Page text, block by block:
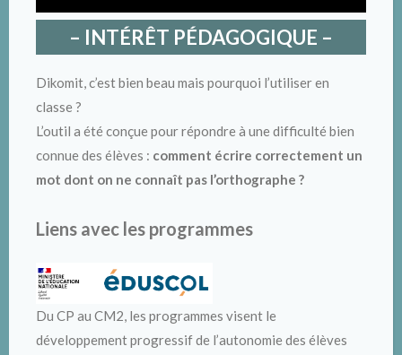
– INTÉRÊT PÉDAGOGIQUE –
Dikomit, c’est bien beau mais pourquoi l’utiliser en
classe ?
L’outil a été conçue pour répondre à une difficulté bien
connue des élèves : comment écrire correctement un
mot dont on ne connaît pas l’orthographe ?
Liens avec les programmes
Du CP au CM2, les programmes visent le
développement progressif de l’autonomie des élèves